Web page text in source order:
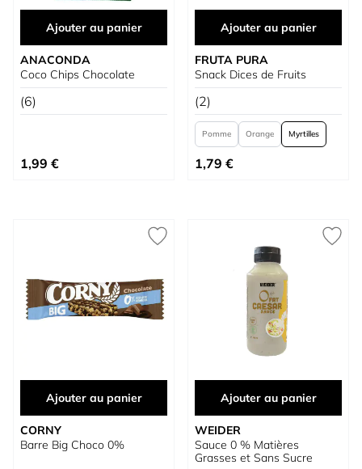
Ajouter au panier
ANACONDA
Coco Chips Chocolate
(6)
1,99 €
Ajouter au panier
FRUTA PURA
Snack Dices de Fruits
(2)
Pomme Orange Myrtilles
À partir de
1,79 €
Ajouter au panier
CORNY
Barre Big Choco 0%
Ajouter au panier
WEIDER
Sauce 0 % Matières
Grasses et Sans Sucre